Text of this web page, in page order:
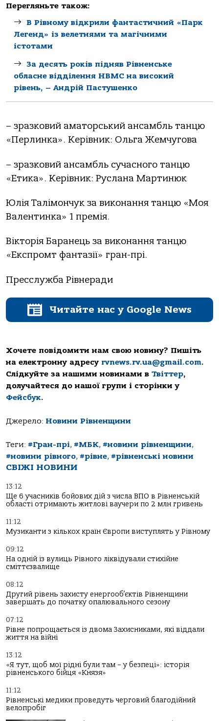
Перегляньте також:
В Рівному відкрили фантастичний «Парк
Легенд» із велетнями та магічними
істотами
За десять років підняв Рівненське
обласне відділення НВМС на високий
рівень, – Андрій Пастушенко
– зразковий аматорський ансамбль танцю
«Перлинка». Керівник: Ольга Жемчугова
– зразковий ансамбль сучасного танцю
«Етика». Керівник: Руслана Мартинюк
Юлія Талімончук за виконання танцю «Моя
Валентинка» 1 премія.
Вікторія Баранець за виконання танцю
«Експромт фантазії» гран-прі.
Пресслужба Рівнеради
Читайте нас у Google News
Хочете повідомити нам свою новину? Пишіть
на електронну адресу rvnews.rv.ua@gmail.com.
Слідкуйте за нашими новинами в Твіттер,
долучайтеся до нашої групи і сторінки у
Фейсбук.
Джерело: Новини Рівненщини
Теги: #Гран-прі, #МБК, #новини рівненщини,
#новини рівного, #рівне, #рівненські новини
СВІЖІ НОВИНИ
13:12
Ще 6 учасників бойових дій з числа ВПО в Рівненській
області отримають житлові ваучери по 2 млн гривень
11:12
Музиканти з кількох країн Європи виступлять у Рівному
09:12
На одній із вулиць Рівного ліквідували стихійне
сміттєзвалище
08:12
Другий рівень захисту енергооб’єктів Рівненщини
завершать до початку опалювального сезону
07:12
Рівне попрощається із двома Захисниками, які віддали
життя на війні
13:12
«Я тут, щоб мої рідні були там – у безпеці»: історія
рівненського бійця «Князя»
11:12
Рівненські медики проведуть черговий благодійний
велопробіг